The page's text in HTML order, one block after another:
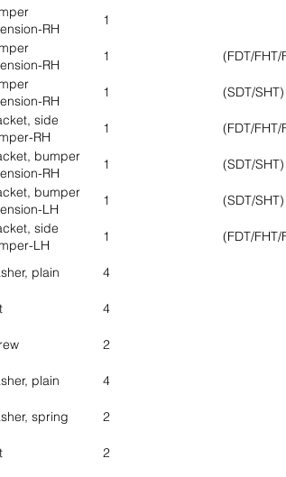
RH
1
RH
1 (FDT/FHT/
RH
1 (SDT/SHT)
side
RH
1 (FDT/FHT/
bumper
RH
1 (SDT/SHT)
bumper
LH
1 (SDT/SHT)
side
LH
1 (FDT/FHT/
plain 4
4
2
plain 4
spring 2
2